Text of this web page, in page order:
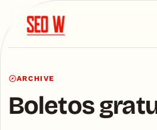
ARCHIVE
Boletos